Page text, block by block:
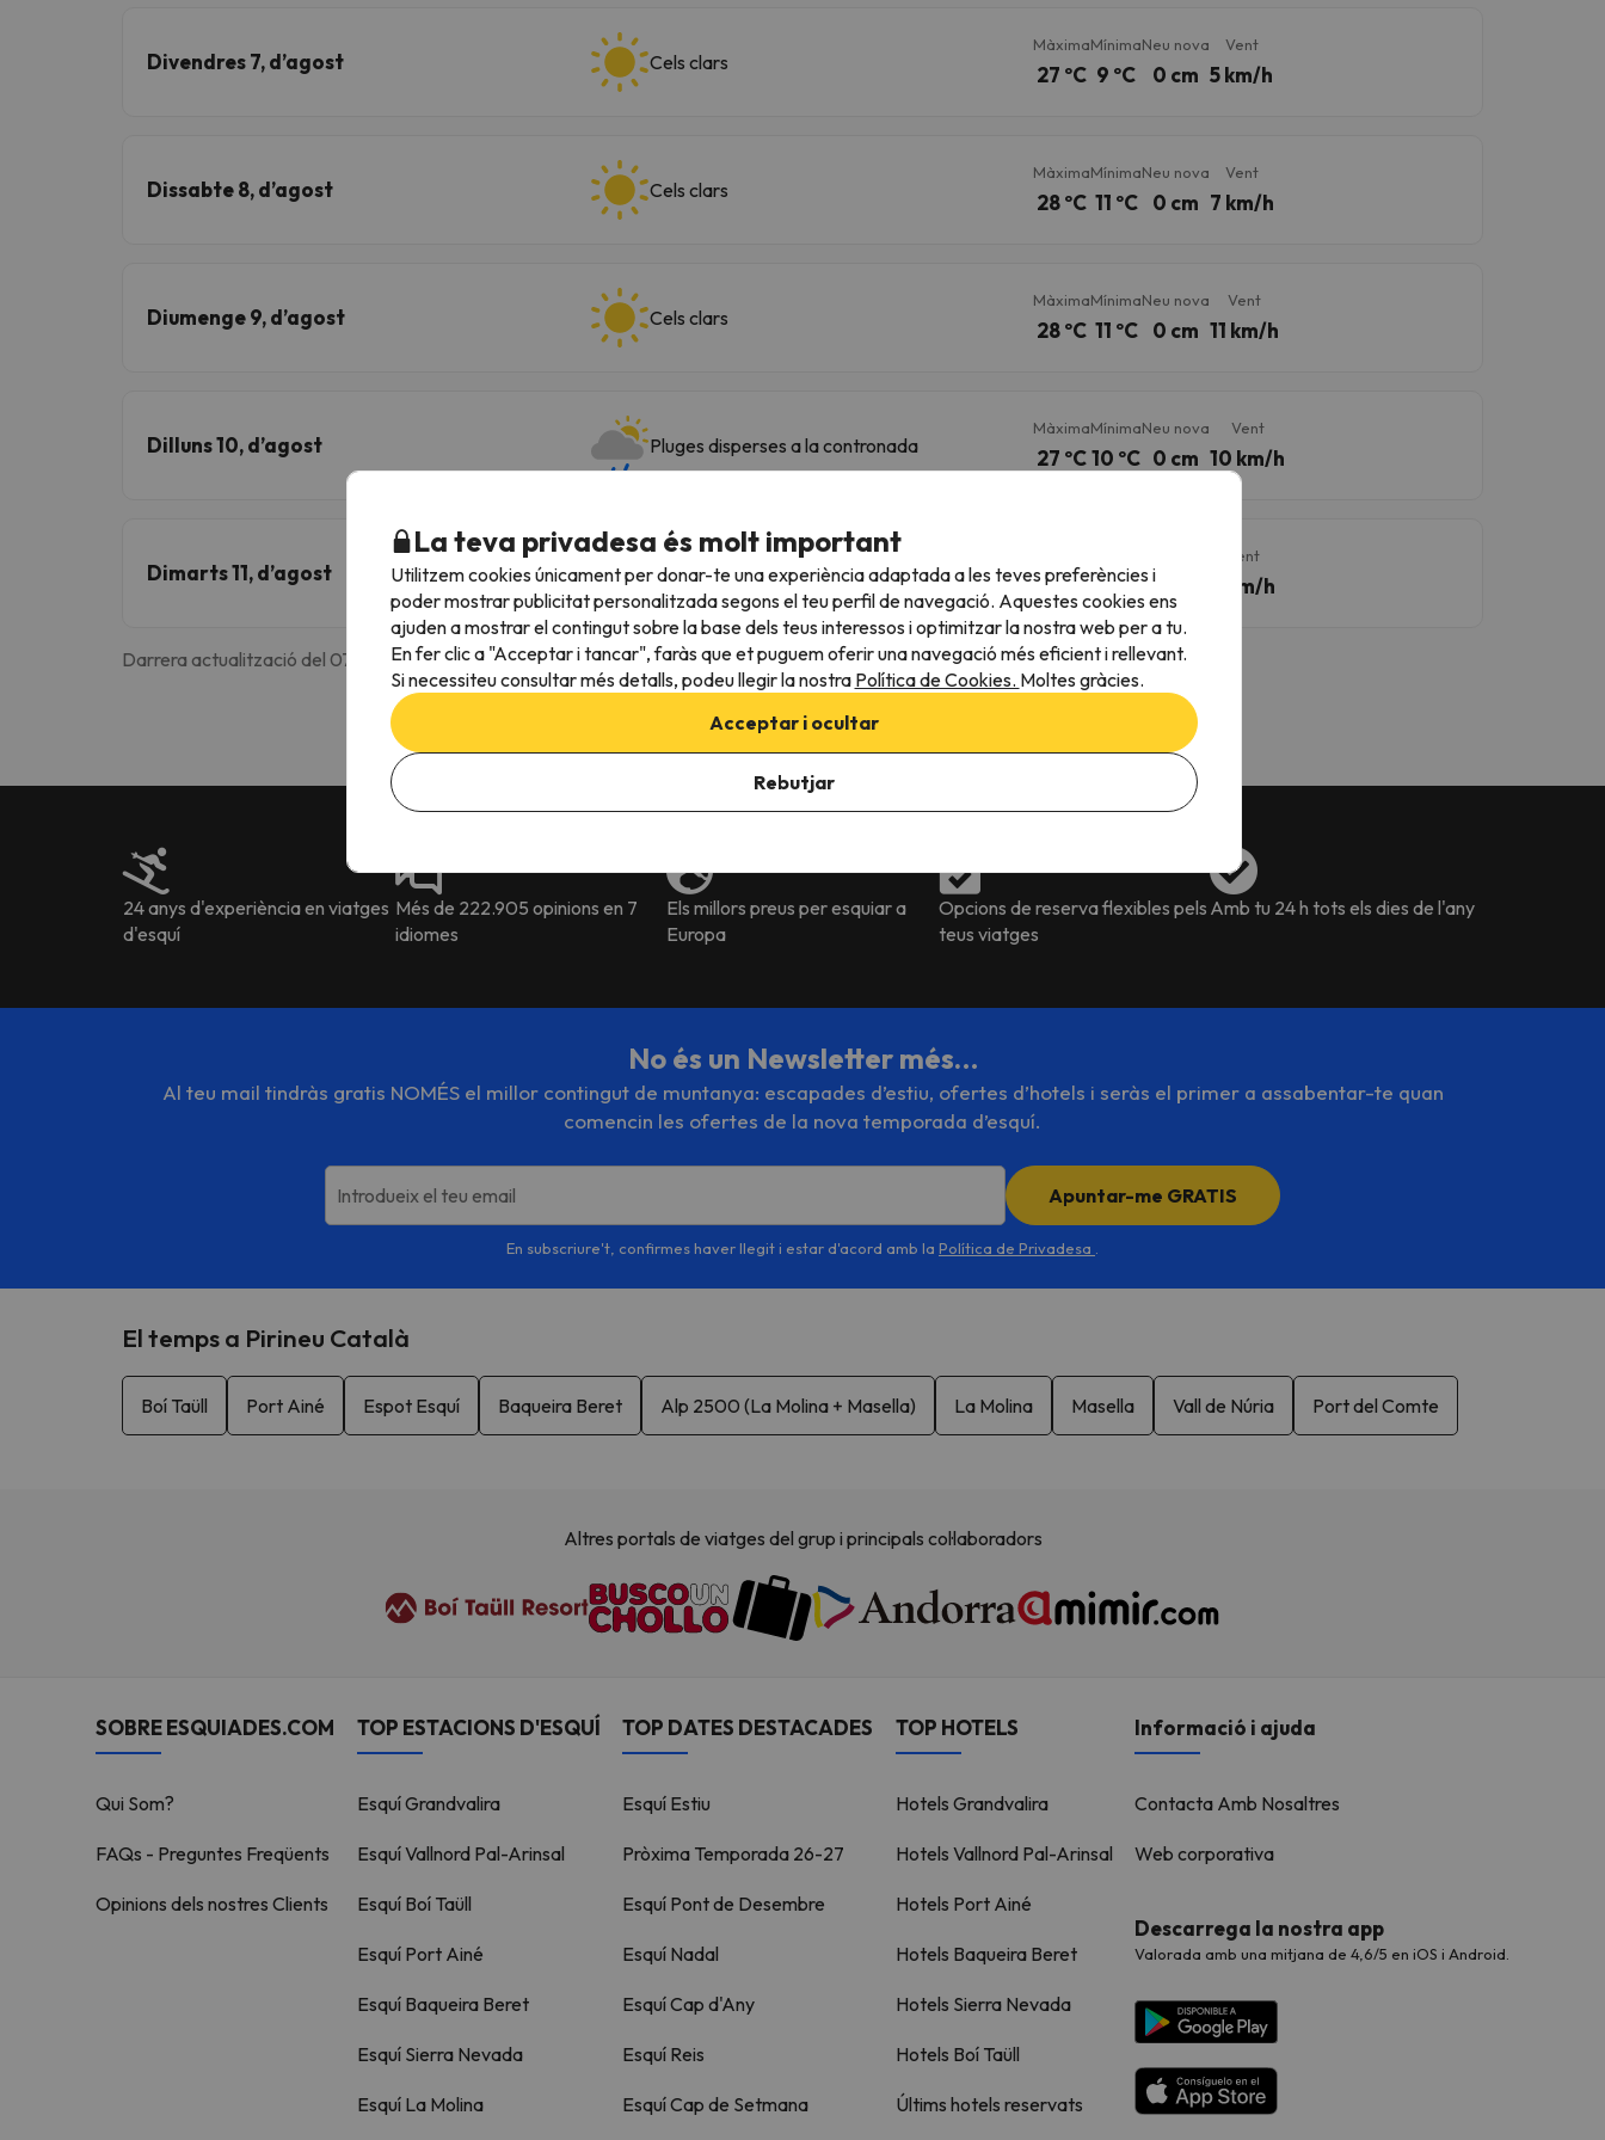
Divendres 7, d’agost Cels clars
Màxima
27 ºC
Mínima
9 ºC
Neu nova
0 cm
Vent
5 km/h
Dissabte 8, d’agost Cels clars
Màxima
28 ºC
Mínima
11 ºC
Neu nova
0 cm
Vent
7 km/h
Diumenge 9, d’agost Cels clars
Màxima
28 ºC
Mínima
11 ºC
Neu nova
0 cm
Vent
11 km/h
Dilluns 10, d’agost Pluges disperses a la contronada
Màxima
27 ºC
Mínima
10 ºC
Neu nova
0 cm
Vent
10 km/h
Dimarts 11, d’agost Cels clars
29 ºC 11 ºC 0 cm
Vent
6 km/h
Darrera actualització del 07 de Agost de 2026 a les 09:53
Veure temps a altres estacions
24 anys d'experiència en viatges
d'esquí
Més de 222.905 opinions en 7
idiomes
Els millors preus per esquiar a
Europa
Opcions de reserva flexibles pels
teus viatges
Amb tu 24 h tots els dies de l'any
No és un Newsletter més…
Al teu mail tindràs gratis NOMÉS el millor contingut de muntanya: escapades d’estiu, ofertes d’hotels i seràs el primer a assabentar-te quan
comencin les ofertes de la nova temporada d’esquí.
Introdueix el teu email Apuntar-me GRATIS
En subscriure't, confirmes haver llegit i estar d'acord amb la Política de Privadesa
El temps a Pirineu Català
Boí Taüll Port Ainé Espot Esquí Baqueira Beret Alp 2500 (La Molina + Masella) La Molina Masella Vall de Núria Port del Comte
Altres portals de viatges del grup i principals col·laboradors
SOBRE ESQUIADES.COM
Qui Som?
FAQs - Preguntes Freqüents
Opinions dels nostres Clients
TOP ESTACIONS D'ESQUÍ
Esquí Grandvalira
Esquí Vallnord Pal-Arinsal
Esquí Boí Taüll
Esquí Port Ainé
Esquí Baqueira Beret
Esquí Sierra Nevada
Esquí La Molina
TOP DATES DESTACADES
Esquí Estiu
Pròxima Temporada 26-27
Esquí Pont de Desembre
Esquí Nadal
Esquí Cap d'Any
Esquí Reis
Esquí Cap de Setmana
TOP HOTELS
Hotels Grandvalira
Hotels Vallnord Pal-Arinsal
Hotels Port Ainé
Hotels Baqueira Beret
Hotels Sierra Nevada
Hotels Boí Taüll
Últims hotels reservats
Informació i ajuda
Contacta Amb Nosaltres
Web corporativa
Descarrega la nostra app
Valorada amb una mitjana de 4,6/5 en iOS i Android.
La teva privadesa és molt important
Utilitzem cookies únicament per donar-te una experiència adaptada a les teves preferències i
poder mostrar publicitat personalitzada segons el teu perfil de navegació. Aquestes cookies ens
ajuden a mostrar el contingut sobre la base dels teus interessos i optimitzar la nostra web per a tu.
En fer clic a "Acceptar i tancar", faràs que et puguem oferir una navegació més eficient i rellevant.
Si necessiteu consultar més detalls, podeu llegir la nostra Política de Cookies. Moltes gràcies.
Acceptar i ocultar
Rebutjar